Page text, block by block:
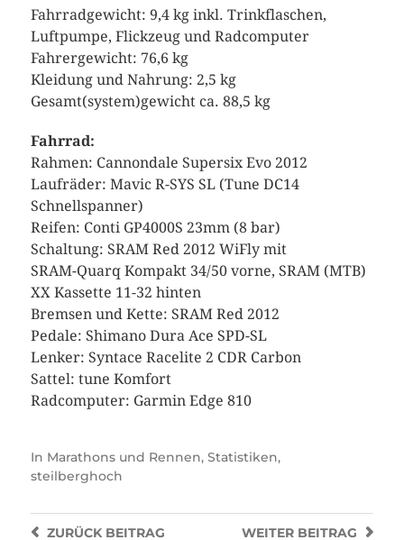
Fahrradgewicht: 9,4 kg inkl. Trinkflaschen,
Luftpumpe, Flickzeug und Radcomputer
Fahrergewicht: 76,6 kg
Kleidung und Nahrung: 2,5 kg
Gesamt(system)gewicht ca. 88,5 kg
Fahrrad:
Rahmen: Cannondale Supersix Evo 2012
Laufräder: Mavic R-SYS SL (Tune DC14
Schnellspanner)
Reifen: Conti GP4000S 23mm (8 bar)
Schaltung: SRAM Red 2012 WiFly mit
SRAM-Quarq Kompakt 34/50 vorne, SRAM (MTB)
XX Kassette 11-32 hinten
Bremsen und Kette: SRAM Red 2012
Pedale: Shimano Dura Ace SPD-SL
Lenker: Syntace Racelite 2 CDR Carbon
Sattel: tune Komfort
Radcomputer: Garmin Edge 810
In Marathons und Rennen, Statistiken,
steilberghoch
WEITER BEITRAG
ZURÜCKBEITRAG